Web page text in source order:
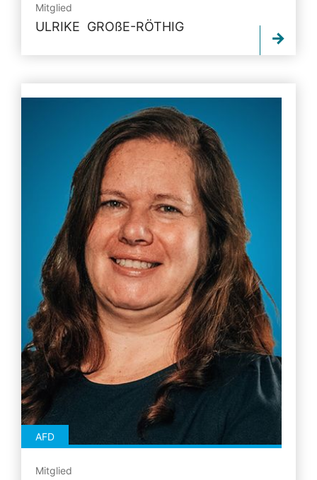
Mitglied
ULRIKE GROßE-RÖTHIG
AFD
Mitglied